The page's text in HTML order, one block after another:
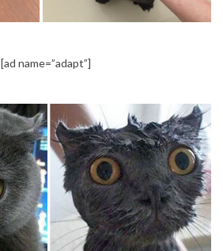
[ad name=”adapt”]